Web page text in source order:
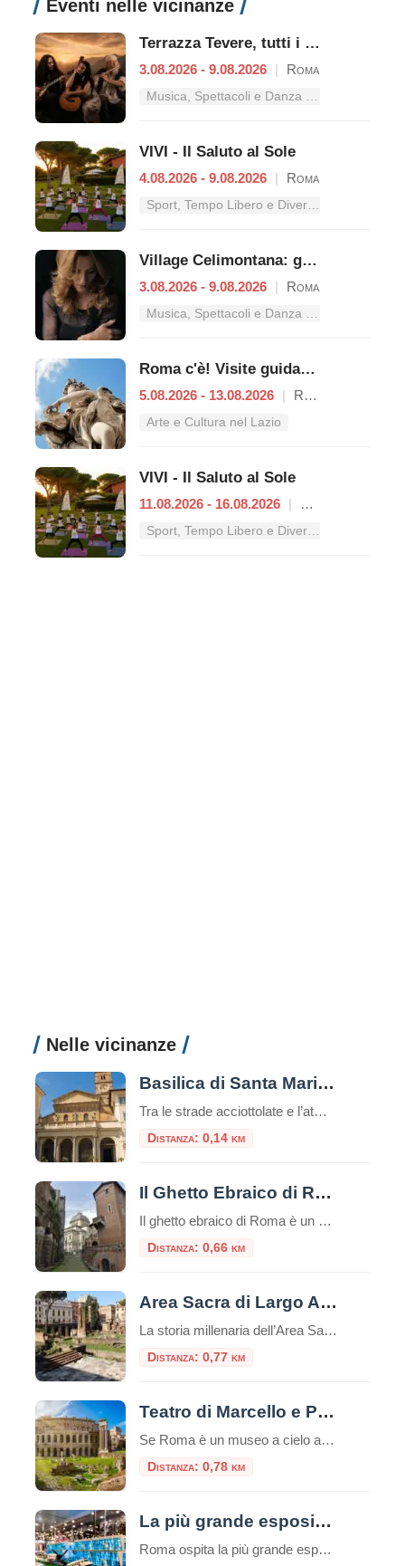
Eventi nelle vicinanze
Terrazza Tevere, tutti i concerti dal 3 al 9 agosto
3.08.2026 - 9.08.2026 Roma
Musica, Spettacoli e Danza nel Lazio
VIVI - Il Saluto al Sole
4.08.2026 - 9.08.2026 Roma
Sport, Tempo Libero e Divertimento nel Lazio
Village Celimontana: gli appuntamenti dal 3 al 9 agosto
3.08.2026 - 9.08.2026 Roma
Musica, Spettacoli e Danza nel Lazio
Roma c'è! Visite guidate (anche per bambini) dal 5 al 13 agosto 2026
5.08.2026 - 13.08.2026 Roma
Arte e Cultura nel Lazio
VIVI - Il Saluto al Sole
11.08.2026 - 16.08.2026
Sport, Tempo Libero e Divertimento nel Lazio
Nelle vicinanze
Basilica di Santa Maria in Trastevere
Tra le strade acciottolate e l’atmosfera bohémienne del quartiere Trastevere, sorge una delle più antiche e affascinanti chiese di Roma: la Basilica di Santa Maria in Trastevere. Un luogo che unisce spiritualità, storia e bellezza artistica in un unico colpo d’occhio. Un’antichità che affascina Secondo la tradizione, la basilica fu fondata nel III secolo d.C. […]
Distanza: 0,14 km
Il Ghetto Ebraico di Roma
Il ghetto ebraico di Roma è un piccolo quartiere delimitato dal Tevere da una parte e da Piazza Venezia dall’altra, è una zona ricca di storia e cultura e offre diverse attrazioni e luoghi da visitare e numerosi ristorantini tipici.Questo ghetto è stato uno dei primi ghetti istituiti in Europa e ha avuto un impatto […]
Distanza: 0,66 km
Area Sacra di Largo Argentina
La storia millenaria dell’Area Sacra di Largo Argentina, dal 20 giugno, si offre al pubblico con un nuovo percorso che per la prima volta consente di accedere al sito e visitarlo in modo sistematico, leggendone le fasi di vita dall’età repubblicana attraverso l’epoca imperiale e medievale, fino alla riscoperta avvenuta nel secolo scorso con le demolizioni […]
Distanza: 0,77 km
Teatro di Marcello e Portico di Ottavia
Se Roma è un museo a cielo aperto, l’area che comprende il Teatro di Marcello e il Portico di Ottavia ne è senza dubbio il padiglione più incredibile. Situati nel cuore del Rione Sant’Angelo, a due passi dal Ghetto Ebraico, questi due monumenti non sono semplici rovine: sono la dimostrazione vivente di come la Città […]
Distanza: 0,78 km
La più grande esposizione europea di mattoncini LEGO®
Roma ospita la più grande esposizione europea di modelli realizzati con i celebri mattoncini LEGO®, un evento unico e spettacolare nel cuore del centro storico, a due passi da Piazza Venezia. Un’esposizione inedita Tutti i modelli in mostra sono inediti e mai presentati prima. Oltre 100 diorami e migliaia di costruzioni, per un totale di […]